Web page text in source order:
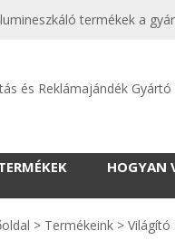
termékek a
és Reklámajándék
HOGYAN
> Termékeink >